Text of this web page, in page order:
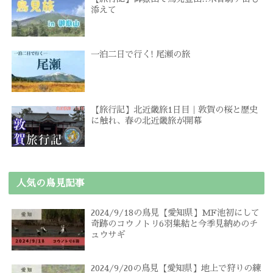
添えて
一泊二日で行く! 尾瀬の旅
【旅行記】北近畿旅1日目｜敦賀の桜と歴史
に触れ、春の北近畿旅が開幕
人気の鳥見記事
2024/9/18の鳥見【愛知県】MF池初にして
奇跡のコウノトリ6羽集結と今季見納めのチ
ュウサギ
2024/9/20の鳥見【愛知県】地上で狩りの練